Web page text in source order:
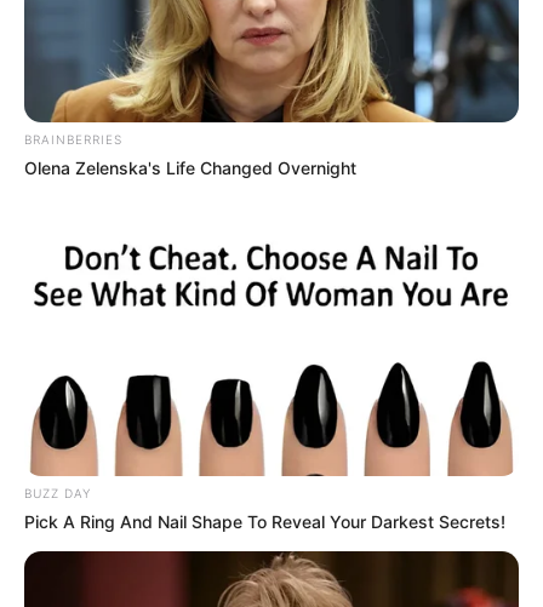
Apotheken in Nassau
Geldautomaten in Nassau
Briefkasten in Nassau,Spielplatz in Nassauund vielen
anderen Begriffen gesucht werden. Zu diesen können
Landratsamt, das Krankenhaus, Postämter, Schulen,
Kindergärten, Banken und Sparkassen gehören.
BRAINBERRIES
Olena Zelenska's Life Changed Overnight
BUZZ DAY
Pick A Ring And Nail Shape To Reveal Your Darkest Secrets!